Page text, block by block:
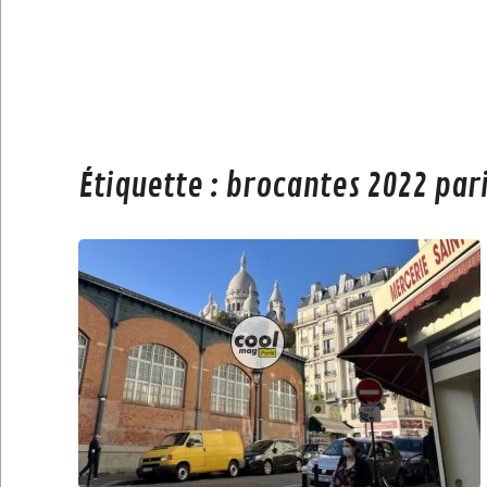
Étiquette : brocantes 2022